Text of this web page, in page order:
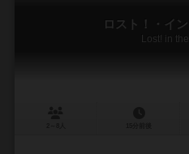
ロスト！・イ
Lost! in